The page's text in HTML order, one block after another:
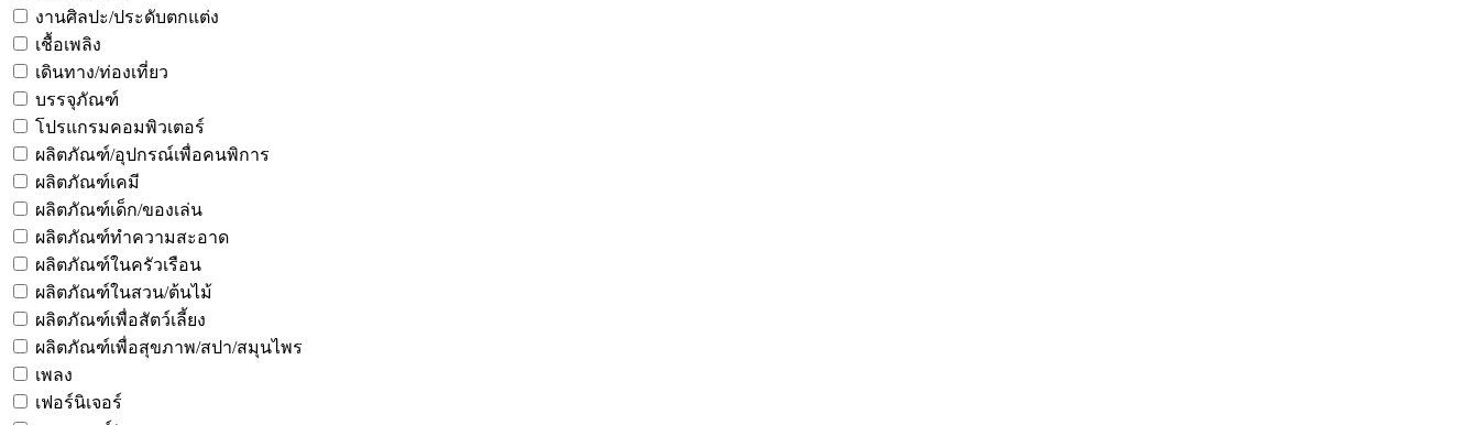
งานศิลปะ/ประดับตกแต่ง
เชื้อเพลิง
เดินทาง/ท่องเที่ยว
บรรจุภัณฑ์
โปรแกรมคอมพิวเตอร์
ผลิตภัณฑ์/อุปกรณ์เพื่อคนพิการ
ผลิตภัณฑ์เคมี
ผลิตภัณฑ์เด็ก/ของเล่น
ผลิตภัณฑ์ทำความสะอาด
ผลิตภัณฑ์ในครัวเรือน
ผลิตภัณฑ์ในสวน/ต้นไม้
ผลิตภัณฑ์เพื่อสัตว์เลี้ยง
ผลิตภัณฑ์เพื่อสุขภาพ/สปา/สมุนไพร
เพลง
เฟอร์นิเจอร์